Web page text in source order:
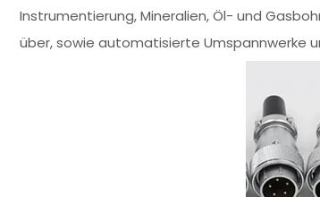
Instrumentierung, Mineralien, Öl- und
über, sowie automatisierte Umspannwerke